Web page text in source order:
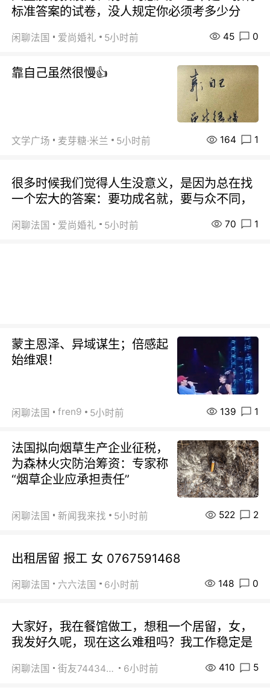
标准答案的试卷，没人规定你必须考多少分
闲聊法国 爱尚婚礼 5小时前 45 0
靠自己虽然很慢👍
文学广场 麦芽糖·米兰 5小时前 164 1
很多时候我们觉得人生没意义，是因为总在找
一个宏大的答案：要功成名就，要与众不同，
闲聊法国 爱尚婚礼 5小时前 70 1
蒙主恩泽、异域谋生；倍感起
始维艰！
闲聊法国 fren9 5小时前 139 1
法国拟向烟草生产企业征税，
为森林火灾防治筹资：专家称
“烟草企业应承担责任”
闲聊法国 新闻我来找 5小时前 522 2
出租居留 报工 女 0767591468
闲聊法国 六六法国 6小时前 148 0
大家好，我在餐馆做工，想租一个居留，女，
我发好久呢，现在这么难租吗？我工作稳定是
闲聊法国 街友74434350 6小时前 410 5